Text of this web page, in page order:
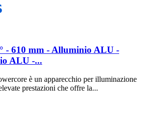
- 610 mm - Alluminio ALU -
ALU -...
è un apparecchio per illuminazione
prestazioni che offre la...